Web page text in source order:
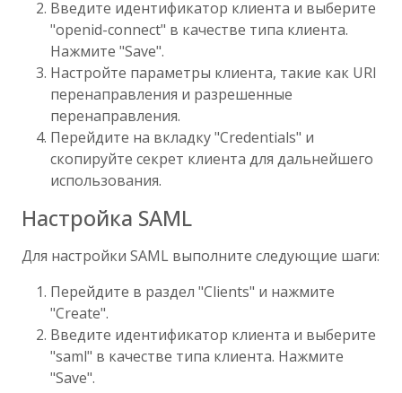
Введите идентификатор клиента и выберите
"openid-connect" в качестве типа клиента.
Нажмите "Save".
Настройте параметры клиента, такие как URI
перенаправления и разрешенные
перенаправления.
Перейдите на вкладку "Credentials" и
скопируйте секрет клиента для дальнейшего
использования.
Настройка SAML
Для настройки SAML выполните следующие шаги:
Перейдите в раздел "Clients" и нажмите
"Create".
Введите идентификатор клиента и выберите
"saml" в качестве типа клиента. Нажмите
"Save".